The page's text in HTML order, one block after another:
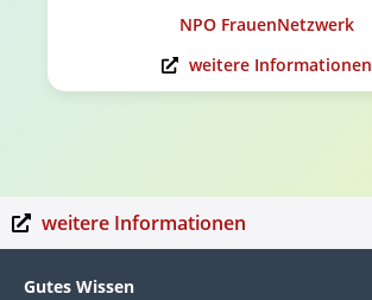
NPO FrauenNetzwerk
weitere Informationen
weitere Informationen
Gutes Wissen